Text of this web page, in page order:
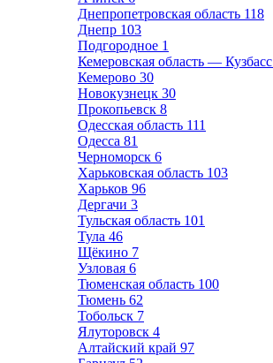
Днепропетровская область 118
Днепр 103
Подгородное 1
Кемеровская область — Кузбасс
Кемерово 30
Новокузнецк 30
Прокопьевск 8
Одесская область 111
Одесса 81
Черноморск 6
Харьковская область 103
Харьков 96
Дергачи 3
Тульская область 101
Тула 46
Щёкино 7
Узловая 6
Тюменская область 100
Тюмень 62
Тобольск 7
Ялуторовск 4
Алтайский край 97